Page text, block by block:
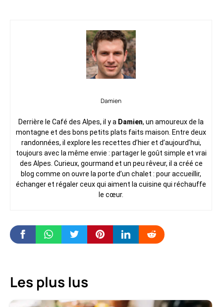
Damien
Derrière le Café des Alpes, il y a Damien, un amoureux de la
montagne et des bons petits plats faits maison. Entre deux
randonnées, il explore les recettes d’hier et d’aujourd’hui,
toujours avec la même envie : partager le goût simple et vrai
des Alpes. Curieux, gourmand et un peu rêveur, il a créé ce
blog comme on ouvre la porte d’un chalet : pour accueillir,
échanger et régaler ceux qui aiment la cuisine qui réchauffe
le cœur.
Les plus lus